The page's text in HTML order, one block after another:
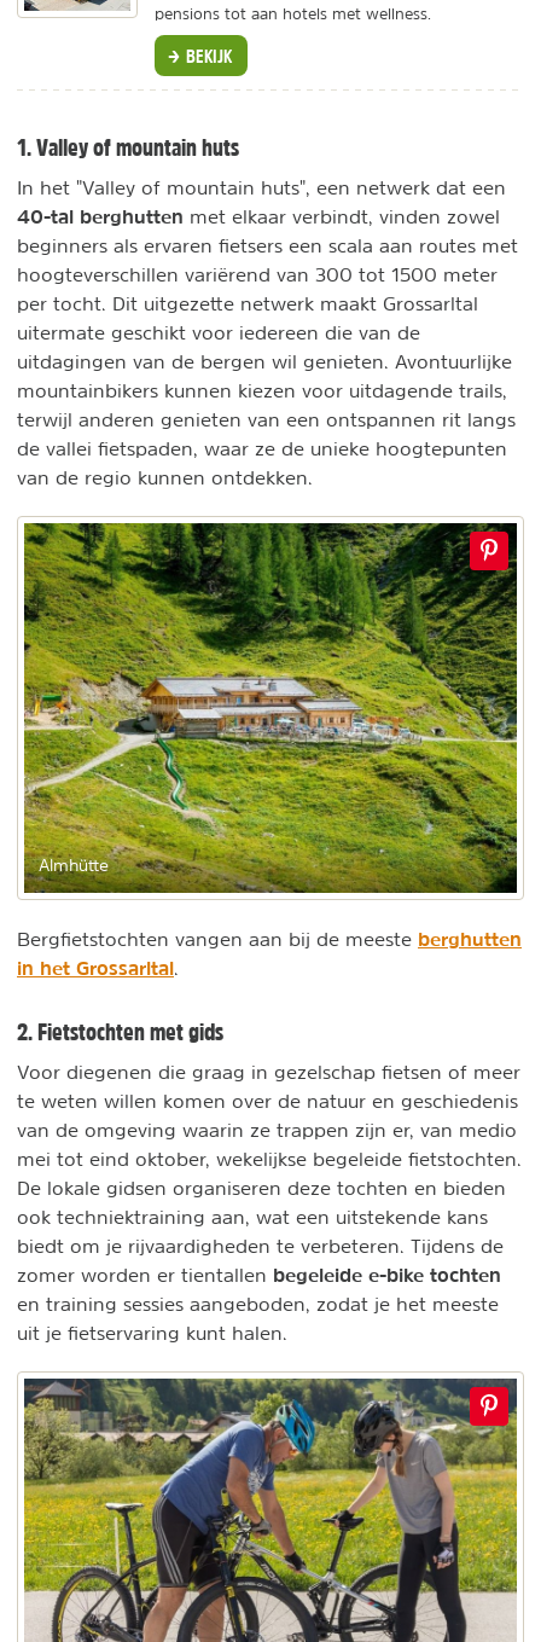
pensions tot aan hotels met wellness.
BEKIJK
1. Valley of mountain huts
In het "Valley of mountain huts", een netwerk dat een
40-tal berghutten met elkaar verbindt, vinden zowel
beginners als ervaren fietsers een scala aan routes met
hoogteverschillen variërend van 300 tot 1500 meter
per tocht. Dit uitgezette netwerk maakt Grossarltal
uitermate geschikt voor iedereen die van de
uitdagingen van de bergen wil genieten. Avontuurlijke
mountainbikers kunnen kiezen voor uitdagende trails,
terwijl anderen genieten van een ontspannen rit langs
de vallei fietspaden, waar ze de unieke hoogtepunten
van de regio kunnen ontdekken.
Almhütte
Bergfietstochten vangen aan bij de meeste berghutten
in het Grossarltal.
2. Fietstochten met gids
Voor diegenen die graag in gezelschap fietsen of meer
te weten willen komen over de natuur en geschiedenis
van de omgeving waarin ze trappen zijn er, van medio
mei tot eind oktober, wekelijkse begeleide fietstochten.
De lokale gidsen organiseren deze tochten en bieden
ook techniektraining aan, wat een uitstekende kans
biedt om je rijvaardigheden te verbeteren. Tijdens de
zomer worden er tientallen begeleide e-bike tochten
en training sessies aangeboden, zodat je het meeste
uit je fietservaring kunt halen.